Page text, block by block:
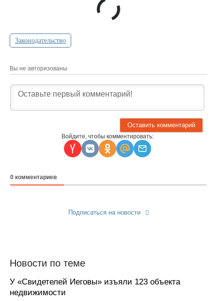
Законодательство
Вы не авторизованы
Войдите, чтобы комментировать:
0 комментариев
Подписаться на новости
Новости по теме
У «Свидетелей Иеговы» изъяли 123 объекта
недвижимости